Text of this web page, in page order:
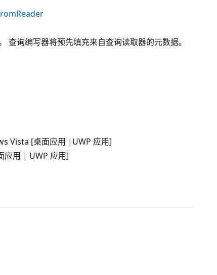
查询编写器将预先填充来自查询读取器的元数据。
Vista [桌面应用 |UWP 应用]
应用 | UWP 应用]